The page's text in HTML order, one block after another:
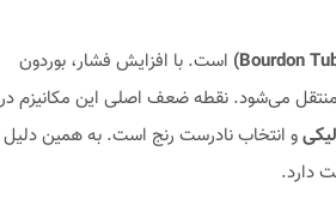
است. با افزایش فشار، بوردون
منتقل می‌شود. نقطه ضعف اصلی این مکانیزم در
و انتخاب نادرست رنج است. به همین دلیل
دارد.